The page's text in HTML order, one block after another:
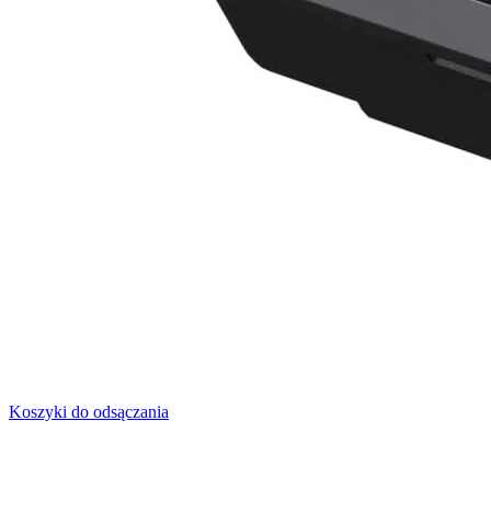
Koszyki do odsączania